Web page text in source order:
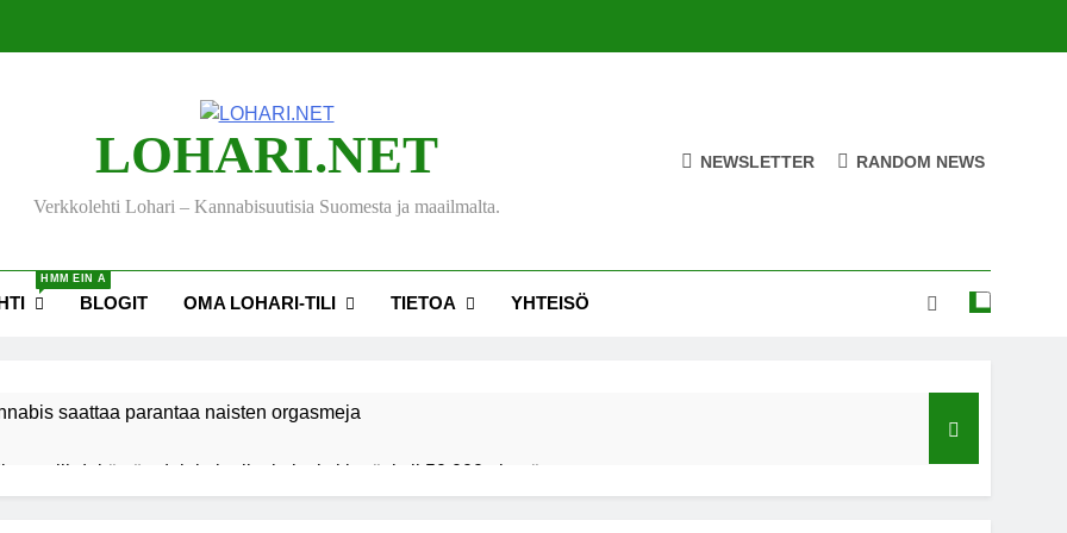
LOHARI.NET
Verkkolehti Lohari – Kannabisuutisia Suomesta ja maailmalta.
NEWSLETTER RANDOM NEWS
HMM EIN A
BLOGIT OMA LOHARI-TILI TIETOA YHTEISÖ
saattaa parantaa naisten orgasmeja
viihdekäytön dekriminalisoimiseksi keräsi yli 50 000 nimeä